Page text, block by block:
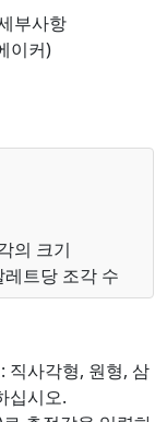
부사항
이커)
의 크기
트당 조각 수
직사각형, 원형, 삼
십시오.